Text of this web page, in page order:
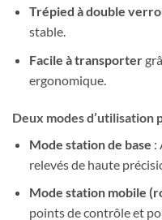
Trépied à double
stable.
Facile à transporter
ergonomique.
Deux modes
Mode station de base :
relevés de haute
Mode station mobile
points de contrôle et